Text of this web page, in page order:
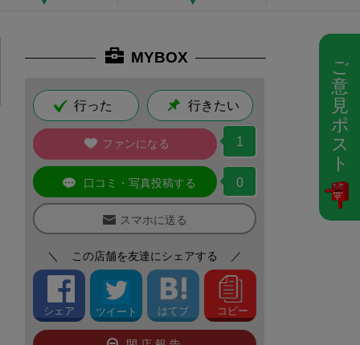
ご
意
見
ポ
ス
ト
MYBOX
行った 行きたい
ファンになる 1
口コミ・写真投稿する 0
スマホに送る
＼ この店舗を友達にシェアする ／
シェア ツイート はてブ コピー